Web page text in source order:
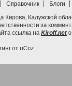
Справочник
Блоги
Кирова, Калужской
за
ссылка на Kiroff.net
от uCoz